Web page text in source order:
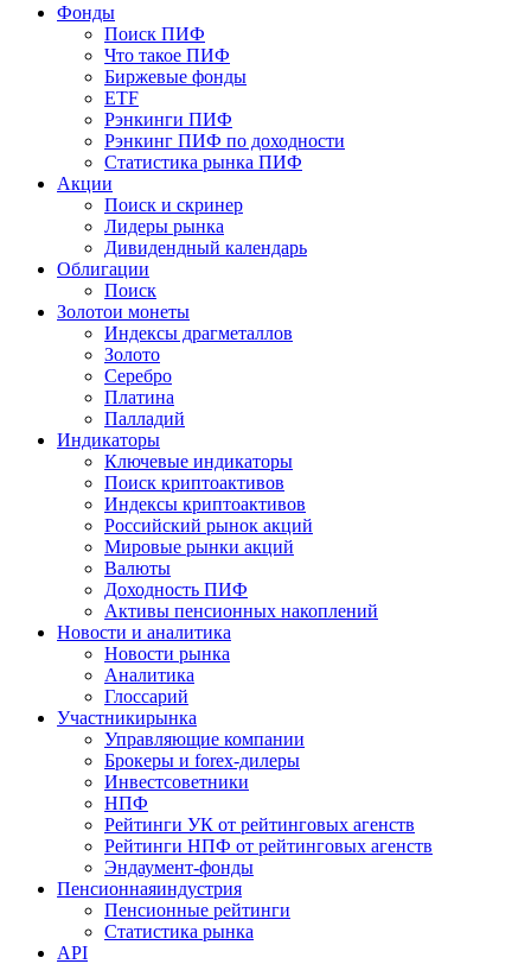
Фонды
Поиск ПИФ
Что такое ПИФ
Биржевые фонды
ETF
Рэнкинги ПИФ
Рэнкинг ПИФ по доходности
Статистика рынка ПИФ
Акции
Поиск и скринер
Лидеры рынка
Дивидендный календарь
Облигации
Поиск
Золотои монеты
Индексы драгметаллов
Золото
Серебро
Платина
Палладий
Индикаторы
Ключевые индикаторы
Поиск криптоактивов
Индексы криптоактивов
Российский рынок акций
Мировые рынки акций
Валюты
Доходность ПИФ
Активы пенсионных накоплений
Новости и аналитика
Новости рынка
Аналитика
Глоссарий
Участникирынка
Управляющие компании
Брокеры и forex-дилеры
Инвестсоветники
НПФ
Рейтинги УК от рейтинговых агенств
Рейтинги НПФ от рейтинговых агенств
Эндаумент-фонды
Пенсионнаяиндустрия
Пенсионные рейтинги
Статистика рынка
API